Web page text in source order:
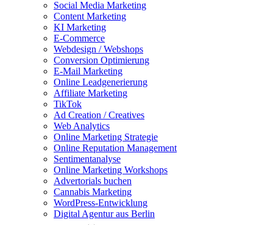
Social Media Marketing
Content Marketing
KI Marketing
E-Commerce
Webdesign / Webshops
Conversion Optimierung
E-Mail Marketing
Online Leadgenerierung
Affiliate Marketing
TikTok
Ad Creation / Creatives
Web Analytics
Online Marketing Strategie
Online Reputation Management
Sentimentanalyse
Online Marketing Workshops
Advertorials buchen
Cannabis Marketing
WordPress-Entwicklung
Digital Agentur aus Berlin